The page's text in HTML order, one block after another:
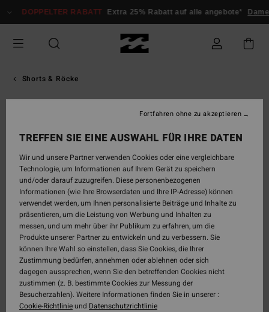
zur
springen
DOPPELTER RABATT Extra 25% Rabatt auf alle angebote*
Shorts & Röcke
TREFFEN SIE EINE AUSWAHL FÜR IHRE DATEN
Wir und unsere Partner verwenden Cookies oder eine vergleichbare
Technologie, um Informationen auf Ihrem Gerät zu speichern
und/oder darauf zuzugreifen. Diese personenbezogenen
Informationen (wie Ihre Browserdaten und Ihre IP-Adresse) können
verwendet werden, um Ihnen personalisierte Beiträge und Inhalte zu
präsentieren, um die Leistung von Werbung und Inhalten zu
messen, und um mehr über ihr Publikum zu erfahren, um die
Produkte unserer Partner zu entwickeln und zu verbessern. Sie
können Ihre Wahl so einstellen, dass Sie Cookies, die Ihrer
Zustimmung bedürfen, annehmen oder ablehnen oder sich
dagegen aussprechen, wenn Sie den betreffenden Cookies nicht
zustimmen (z. B. bestimmte Cookies zur Messung der
Besucherzahlen). Weitere Informationen finden Sie in unserer :
Cookie-Richtlinieund Datenschutzrichtlinie
Fortfahren ohne zu akzeptieren